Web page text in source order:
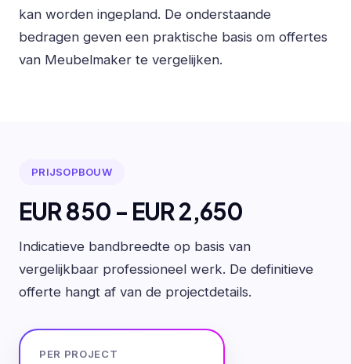
kan worden ingepland. De onderstaande
bedragen geven een praktische basis om offertes
van Meubelmaker te vergelijken.
PRIJSOPBOUW
EUR 850 - EUR 2,650
Indicatieve bandbreedte op basis van
vergelijkbaar professioneel werk. De definitieve
offerte hangt af van de projectdetails.
PER PROJECT